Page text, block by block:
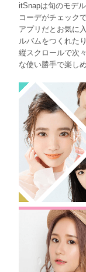
itSnapは旬のモデ
コーデがチェック
アプリだとお気に
ルバムをつくれたり
縦スクロールで次
な使い勝手で楽し